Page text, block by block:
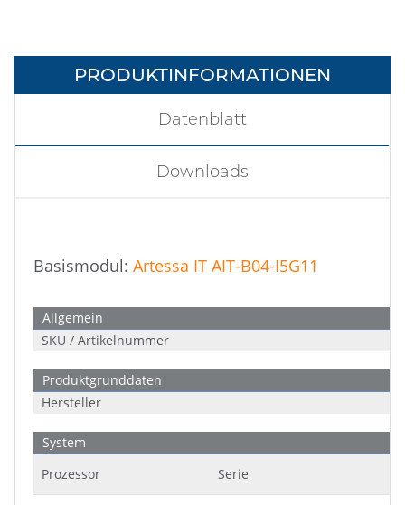
PRODUKTINFORMATIONEN
Datenblatt
Downloads
Basismodul: Artessa IT AIT-B04-I5G11
Allgemein
SKU / Artikelnummer
Produktgrunddaten
Hersteller
System
Prozessor
Serie